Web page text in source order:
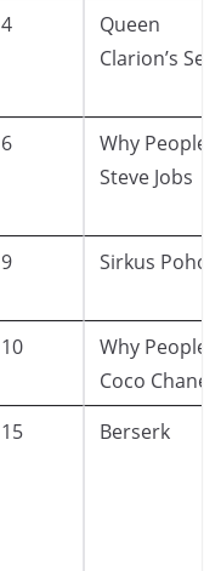
4
Queen
Clarion’s
6
Why People
Steve Jobs
9 Sirkus Pohon
10
Why People
Coco Chanell
15 Berserk